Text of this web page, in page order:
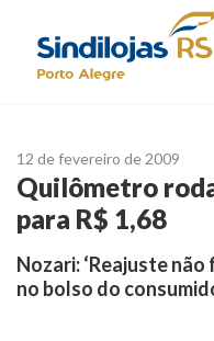
12 de fevereiro de 2009
Quilômetro
para R$ 1,68
Nozari: ‘Reajuste
no bolso do